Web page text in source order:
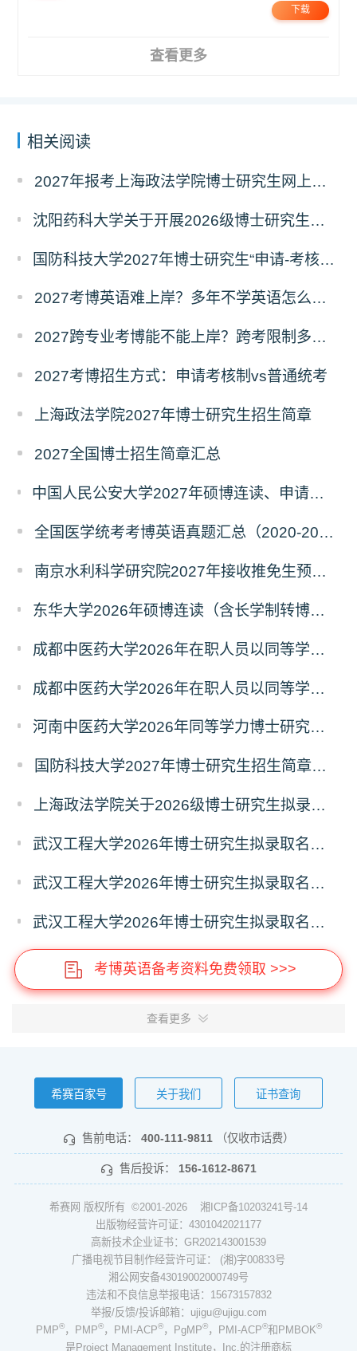
下载
查看更多
相关阅读
2027年报考上海政法学院博士研究生网上报名公告
沈阳药科大学关于开展2026级博士研究生录取后信息采集及档案调取等相关工作的通知
国防科技大学2027年博士研究生“申请-考核”制招生专业基础笔试考试大纲
2027考博英语难上岸？多年不学英语怎么备考？
2027跨专业考博能不能上岸？跨考限制多不多？
2027考博招生方式：申请考核制vs普通统考
上海政法学院2027年博士研究生招生简章
2027全国博士招生简章汇总
中国人民公安大学2027年硕博连读、申请考核、本科直博博士研究生招生报名事宜的通知
全国医学统考考博英语真题汇总（2020-2026年）
南京水利科学研究院2027年接收推免生预报名公告
东华大学2026年硕博连读（含长学制转博）博士研究生拟录取名单公示
成都中医药大学2026年在职人员以同等学力申请中西医结合博士学术学位招生章程
成都中医药大学2026年在职人员以同等学力申请中医博士专业学位招生章程
河南中医药大学2026年同等学力博士研究生招生拟进入复试人员名单公示
国防科技大学2027年博士研究生招生简章（预发版）
上海政法学院关于2026级博士研究生拟录取后续相关事宜的通知
武汉工程大学2026年博士研究生拟录取名单公示（普通招考）（第四批）
武汉工程大学2026年博士研究生拟录取名单公示（普通招考）（第五批）
武汉工程大学2026年博士研究生拟录取名单公示（普通招考）（第六批）
考博英语备考资料免费领取 >>>
查看更多
希赛百家号 关于我们 证书查询
售前电话： 400-111-9811 （仅收市话费）
售后投诉： 156-1612-8671
希赛网 版权所有 ©2001-2026 湘ICP备10203241号-14
出版物经营许可证：4301042021177
高新技术企业证书：GR202143001539
广播电视节目制作经营许可证： (湘)字00833号
湘公网安备43019002000749号
违法和不良信息举报电话：15673157832
举报/反馈/投诉邮箱：ujigu@ujigu.com
PMP®，PMP®，PMI-ACP®，PgMP®，PMI-ACP®和PMBOK®
是Project Management Institute，Inc.的注册商标